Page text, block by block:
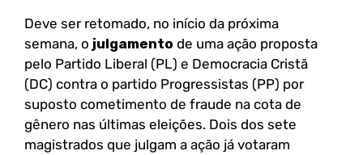
Deve ser retomado, no início da próxima
semana, o julgamento de uma ação proposta
pelo Partido Liberal (PL) e Democracia Cristã
(DC) contra o partido Progressistas (PP) por
suposto cometimento de fraude na cota de
gênero nas últimas eleições. Dois dos sete
magistrados que julgam a ação já votaram